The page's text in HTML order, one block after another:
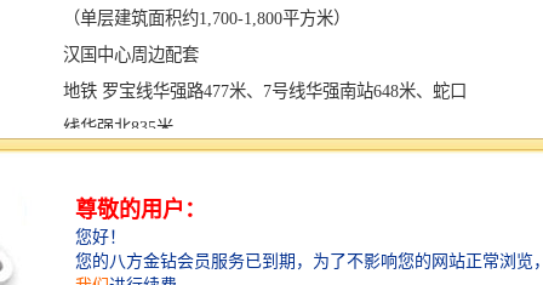
（单层建筑面积约1,700-1,800平方米）
汉国中心周边配套
地铁 罗宝线华强路477米、7号线华强南站648米、蛇口
线华强北835米
条公交线路汇聚于此，便捷的交通是公司办公场地无可
替代的优势条件 ；
大厦自带超过两万平商业裙楼，轻餐、咖啡、大型餐